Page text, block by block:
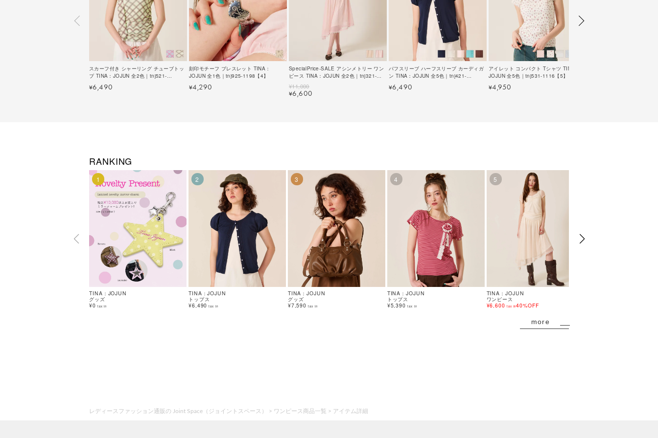
スカーフ付き シャーリング チューブトッ
プ TINA：JOJUN 全2色｜tnj521-
¥6,490
刻印モチーフ ブレスレット TINA：
JOJUN 全1色｜tnj925-1198【4】
¥4,290
SpecialPrice-SALE アシンメトリー ワン
ピース TINA：JOJUN 全2色｜tnj321-
¥11,000
¥6,600
パフスリーブ ハーフスリーブ カーディガ
ン TINA：JOJUN 全5色｜tnj421-
¥6,490
アイレット コンパクト Tシャツ TINA：
JOJUN 全5色｜tnj531-1116【5】
¥4,950
RANKING
1
TINA：JOJUN
グッズ
¥0 tax in
2
TINA：JOJUN
トップス
¥6,490 tax in
3
TINA：JOJUN
グッズ
¥7,590 tax in
4
TINA：JOJUN
トップス
¥5,390 tax in
5
TINA：JOJUN
ワンピース
¥6,600 tax in40%OFF
more
レディースファッション通販の Joint Space（ジョイントスペース） ワンピース商品一覧 アイテム詳細